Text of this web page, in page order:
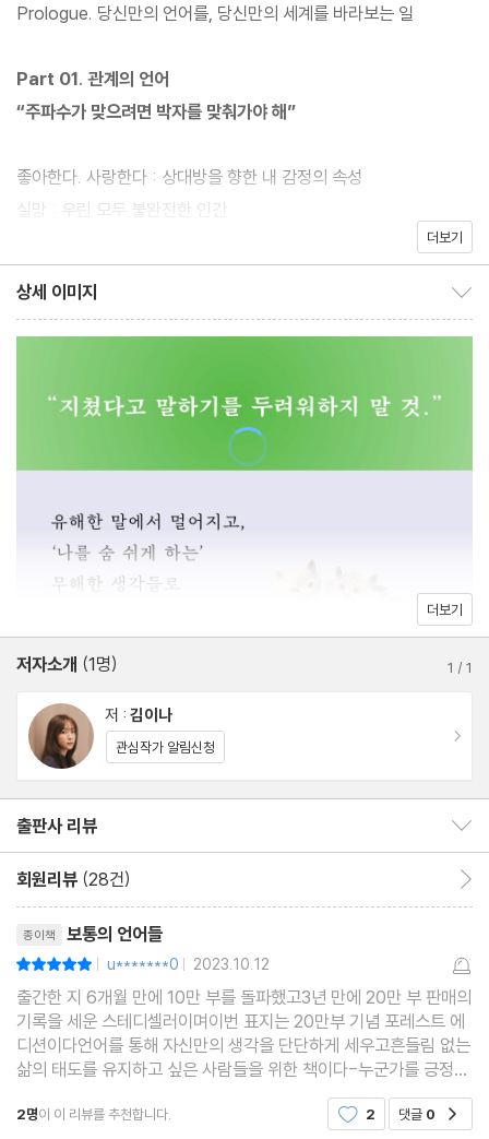
태도를 유지하고 싶은 사람들을 위한 책이다. 평범한 단어들 속에 깃
들인 특별한 가치를 찾고 삶의 지향점을 풀어가는 작가의 글은 쳇바
장된 인생의 의미를 발견할 수 있는지 보여준다. 20만 부 기념 포레
스트 에디션에서는 유해한 말에서 멀어지고, ‘나를 숨 쉬게 하는’ 무
해한 생각들로 나 자신에게 위로를 건네는 법에 대해 생각하게 한다.
지친 일상에 위안을 얻었다는 많은 독자들의 말처럼, 고단한 하루를
다정한 빛깔로 채워가는 언어의 마법을 경험하게 될 것이다.
Prologue. 당신만의 언어를, 당신만의 세계를 바라보는 일
Part 01. 관계의 언어
“주파수가 맞으려면 박자를 맞춰가야 해”
좋아한다. 사랑한다 : 상대방을 향한 내 감정의 속성
실망 : 우린 모두 불완전한 인간
선을 긋다 : 그 사람과 나 사이의 거리
시차적응 : 각기 다른 마음의 시계
사과하다 : 기다림이 필요한 시간
연애의 균열 : 지난 기억이 만들어낸 의심 사이렌
공감 : 통하는 마음은 디테일에서 나온다
싫어하다 : 내게는 싫은 사람이 있어
뒷담화 : 부정적 감정이 깃든 일에는 룰이 필요하다
싸하다 : 오류가 많은 무의식의 데이터
미안하다 : 털어내지 말고 심어둘 것
비난 ：다정한 사람들은 말수가 적다
지질하다 ：구차하면 좀 어때
상처 : 서로의 아픔을 볼 수 있다면
포장하다 : 주는 이의 마음이 담긴 그 무엇
소중하다 : 우린 매일 이별에 가까워지는 중
# 아픈 이별로 여전히 힘들어하고 있다면
Part 02. 감정의 언어
“감정, 누르지 않고 자연스레 곁에 두기”
부끄럽다 : 매력을 유지하는 사람들의 공통점
더보기
상세 이미지
더보기
저자소개 (1명) 1 /1
저 : 김이나
관심작가 알림신청
출판사 리뷰
회원리뷰 (28건)
종이책 보통의 언어들
| u*******0 | 2023.10.12
출간한 지 6개월 만에 10만 부를 돌파했고3년 만에 20만 부 판매의
기록을 세운 스테디셀러이며이번 표지는 20만부 기념 포레스트 에
디션이다언어를 통해 자신만의 생각을 단단하게 세우고흔들림 없는
삶의 태도를 유지하고 싶은 사람들을 위한 책이다-누군가를 긍정적
으로 평가하는 많은 표현들 중매력 있다는 말은 한 사람이 가진 여러
면들의 다름이기분 좋은 밸런스를 이루고 있다는
2명이 이 리뷰를 추천합니다. 2 댓글 0